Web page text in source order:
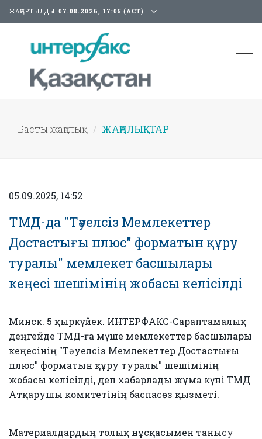
ЖАҢАРТЫЛДЫ: 07.08.2026, 17:05 (АСТ)
Басты жаңалық ЖАҢАЛЫҚТАР
05.09.2025, 14:52
ТМД-да "Тәуелсіз Мемлекеттер
Достастығы плюс" форматын құру
туралы" мемлекет басшылары
кеңесі шешімінің жобасы келісілді
Минск. 5 қыркүйек. ИНТЕРФАКС-Сараптамалық
деңгейде ТМД-ға мүше мемлекеттер басшылары
кеңесінің "Тәуелсіз Мемлекеттер Достастығы
плюс" форматын құру туралы" шешімінің
жобасы келісілді, деп хабарлады жұма күні ТМД
Атқарушы комитетінің баспасөз қызметі.
Материалдардың толық нұсқасымен танысу